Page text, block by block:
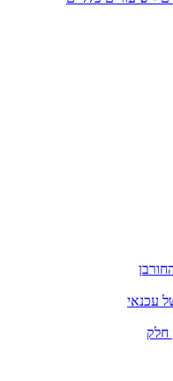
עכנאי
חלק